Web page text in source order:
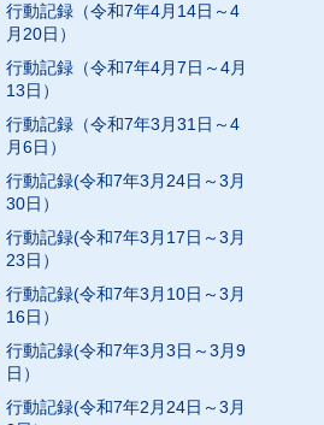
行動記録（令和7年4月14日～4
月20日）
行動記録（令和7年4月7日～4月
13日）
行動記録（令和7年3月31日～4
月6日）
行動記録(令和7年3月24日～3月
30日）
行動記録(令和7年3月17日～3月
23日）
行動記録(令和7年3月10日～3月
16日）
行動記録(令和7年3月3日～3月9
日）
行動記録(令和7年2月24日～3月